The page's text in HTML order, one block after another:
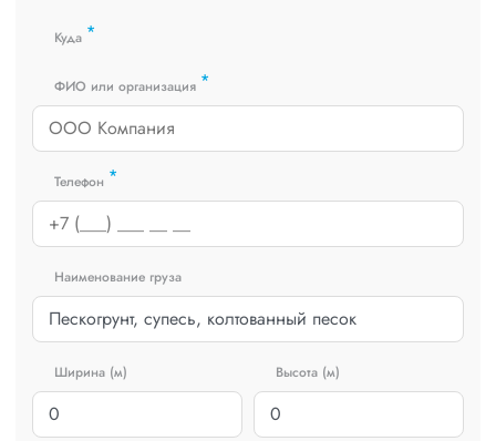
Куда *
ФИО или организация *
Телефон *
Наименование груза
Ширина (м) Высота (м)